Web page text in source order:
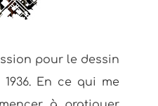
pour le dessin
1936. En ce qui me